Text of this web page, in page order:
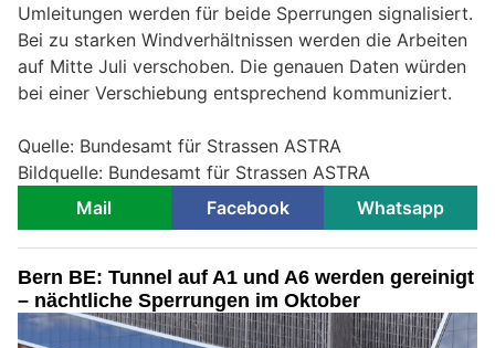
Umleitungen werden für beide Sperrungen signalisiert.
Bei zu starken Windverhältnissen werden die Arbeiten
auf Mitte Juli verschoben. Die genauen Daten würden
bei einer Verschiebung entsprechend kommuniziert.
Quelle: Bundesamt für Strassen ASTRA
Bildquelle: Bundesamt für Strassen ASTRA
Mail
Facebook Whatsapp
Bern BE: Tunnel auf A1 und A6 werden gereinigt
– nächtliche Sperrungen im Oktober